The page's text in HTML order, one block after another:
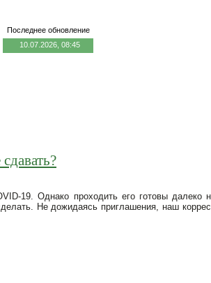
Последнее обновление
10.07.2026, 08:45
19. Однако проходить его готовы далеко
Не дожидаясь приглашения, наш